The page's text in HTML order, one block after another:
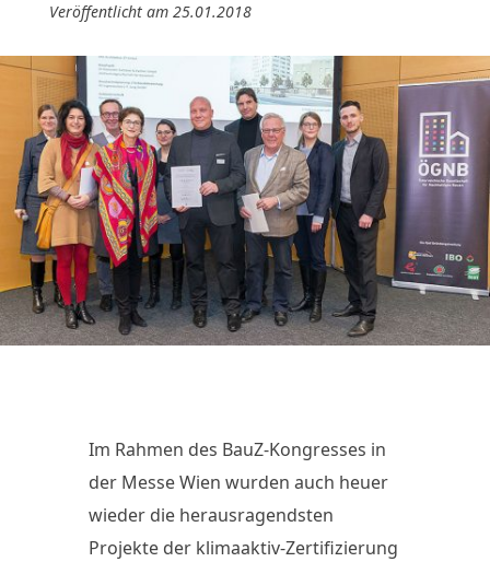
Veröffentlicht am 25.01.2018
Im Rahmen des BauZ-Kongresses in
der Messe Wien wurden auch heuer
wieder die herausragendsten
Projekte der klimaaktiv-Zertifizierung